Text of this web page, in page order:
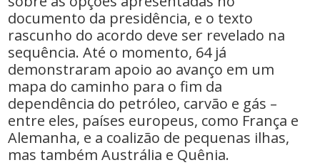
documento da presidência, e o texto
rascunho do acordo deve ser revelado na
sequência. Até o momento, 64 já
demonstraram apoio ao avanço em um
mapa do caminho para o fim da
dependência do petróleo, carvão e gás –
entre eles, países europeus, como França e
Alemanha, e a coalizão de pequenas ilhas,
mas também Austrália e Quênia.